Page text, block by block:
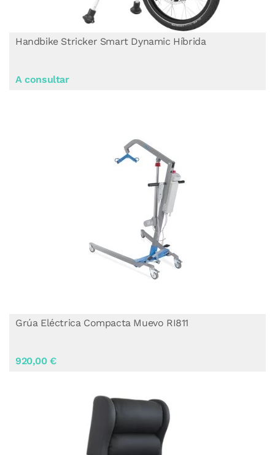
Grúa Eléctrica Compacta Muevo RI811
920,00 €
Handbike Stricker Smart Dynamic Híbrida
A consultar